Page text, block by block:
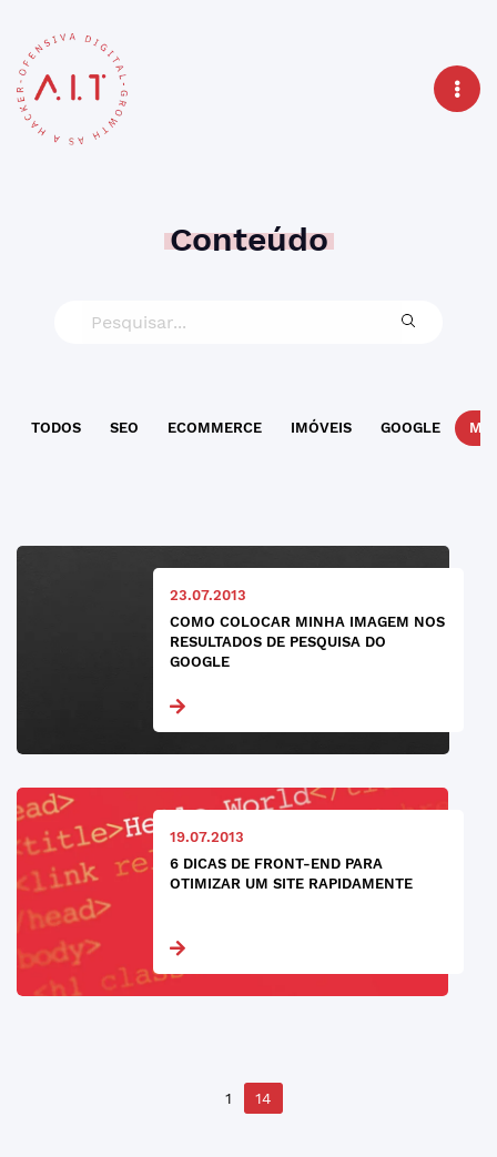
Conteúdo
TODOS SEO ECOMMERCE IMÓVEIS GOOGLE
23.07.2013
COMO COLOCAR MINHA IMAGEM NOS
RESULTADOS DE PESQUISA DO
GOOGLE
19.07.2013
6 DICAS DE FRONT-END PARA
OTIMIZAR UM SITE RAPIDAMENTE
1 14